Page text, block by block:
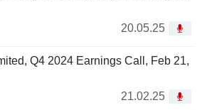
20.05.25
Q4 2024 Earnings Call, Feb 21,
21.02.25